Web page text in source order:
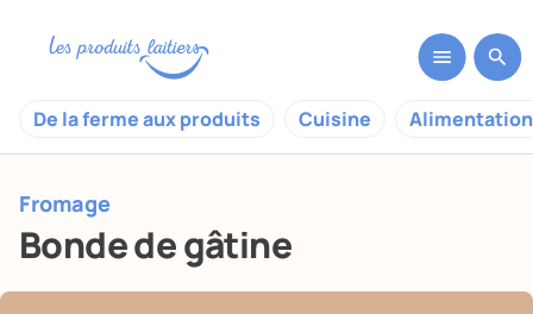
De la ferme aux produits Cuisine
Fromage
Bonde de gâtine